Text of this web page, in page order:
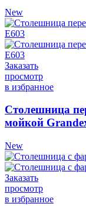
New
Заказать
просмотр
в избранное
Столешница
мойкой
New
Заказать
просмотр
в избранное